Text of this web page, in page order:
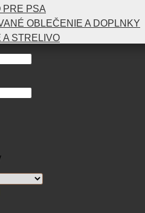
PRE PSA
OBLEČENIE A DOPLNKY
A STRELIVO
Zoradené
najnovších